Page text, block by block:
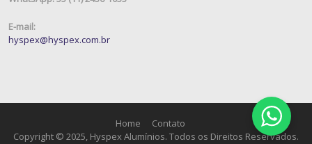
E-mail:
hyspex@hyspex.com.br
Home
Contato
Copyright © 2025, Hyspex Alumínios. Todos os Direitos Reservados.